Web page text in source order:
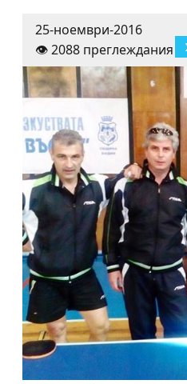
25-ноември-2016
👁️ 2088 преглеждания